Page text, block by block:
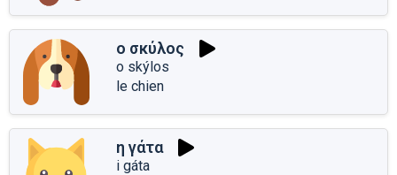
ο σκύλος
o skýlos
le chien
η γάτα
i gáta